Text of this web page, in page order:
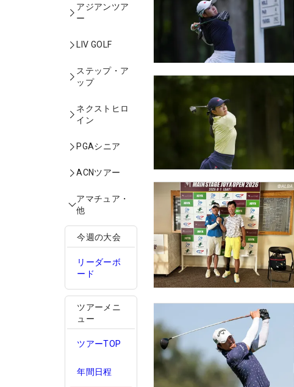
アジアンツア
ー
LIV GOLF
ステップ・ア
ップ
ネクストヒロ
イン
PGAシニア
ACNツアー
アマチュア・
他
今週の大会
リーダーボ
ード
ツアーメニ
ュー
ツアーTOP
年間日程